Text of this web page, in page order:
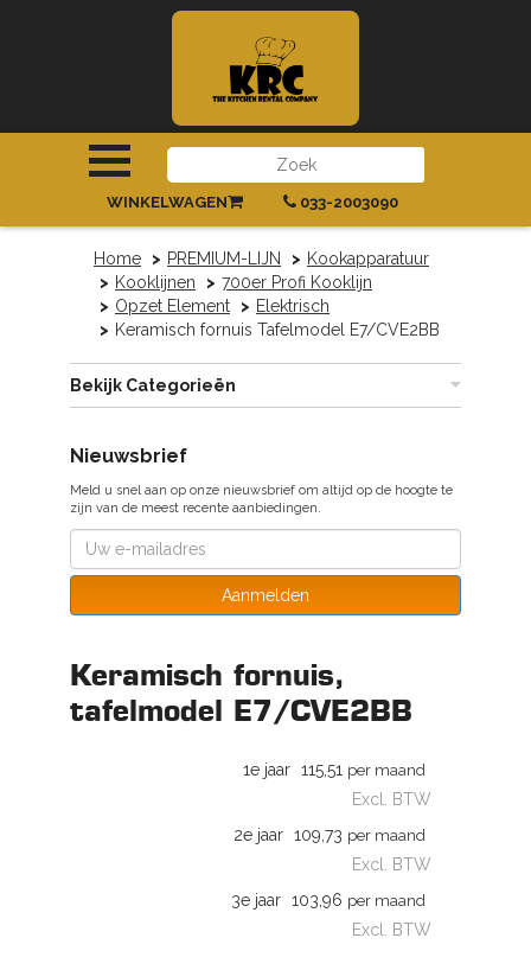
INLOGGEN|REGISTREREN
033-2003090
WINKELWAGEN
Home PREMIUM-LIJN
Kookapparatuur
Kooklijnen
700er Profi Kooklijn
Opzet Element
Elektrisch
Keramisch fornuis Tafelmodel E7/CVE2BB
Bekijk Categorieën
Nieuwsbrief
Meld u snel aan op onze nieuwsbrief om altijd op de hoogte te
zijn van de meest recente aanbiedingen.
Aanmelden
Keramisch fornuis,
tafelmodel E7/CVE2BB
1e jaar 115,51 per maand
Excl. BTW
2e jaar 109,73 per maand
Excl. BTW
3e jaar 103,96 per maand
Excl. BTW